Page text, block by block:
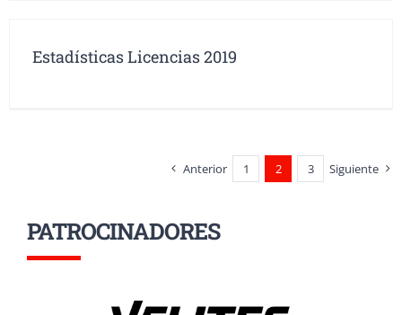
Estadísticas Licencias 2019
Anterior 1 2 3 Siguiente
PATROCINADORES